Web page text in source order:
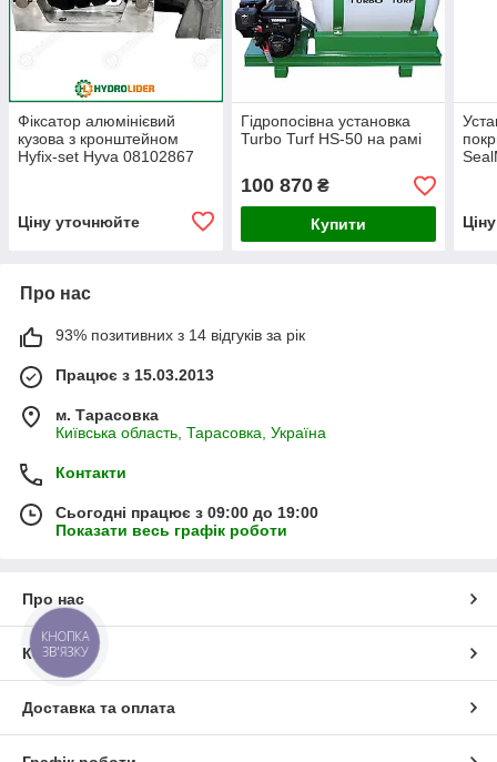
Фіксатор алюмінієвий
кузова з кронштейном
Hyfix-set Hyva 08102867
Ціну уточнюйте
Гідропосівна установка
Turbo Turf HS-50 на рамі
100 870₴
Купити
Про нас
93% позитивних з 14 відгуків за рік
Працює з 15.03.2013
м. Тарасовка
Київська область, Тарасовка, Україна
Контакти
Сьогодні працює з 09:00 до 19:00
Показати весь графік роботи
Про нас
Контакти
Доставка та оплата
КНОПКА
ЗВ'ЯЗКУ